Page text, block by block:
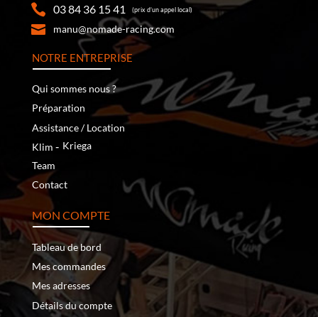
03 84 36 15 41 (prix d’un appel local)
manu@nomade-racing.com
NOTRE ENTREPRISE
Qui sommes nous ?
Préparation
Assistance / Location
Klim ‐ Kriega
Team
Contact
MON COMPTE
Tableau de bord
Mes commandes
Mes adresses
Détails du compte